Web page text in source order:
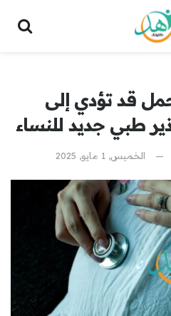
قد تؤدي إلى
طبي جديد للنساء
الخميس, 1 مايو, 2025